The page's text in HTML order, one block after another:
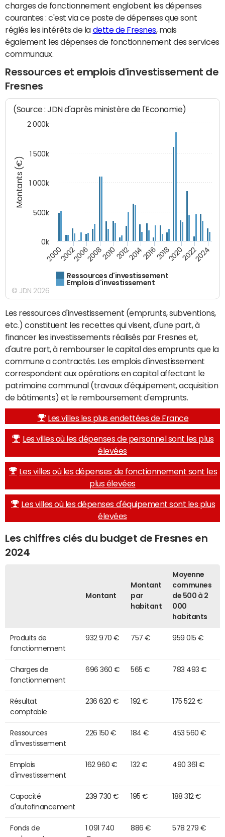
charges de fonctionnement englobent les dépenses
courantes : c'est via ce poste de dépenses que sont
réglés les intérêts de la dette de Fresnes, mais
également les dépenses de fonctionnement des services
communaux.
Ressources et emplois d'investissement de
Fresnes
Montants (€)
(Source : JDN d'après ministère de l'Economie)
Ressources d'investissement
Emplois d'investissement
200020022006200820102012201420162018202020222024
0k
500k
1 000k
1 500k
2 000k
© JDN 2026
Les ressources d'investissement (emprunts, subventions,
etc.) constituent les recettes qui visent, d'une part, à
financer les investissements réalisés par Fresnes et,
d'autre part, à rembourser le capital des emprunts que la
commune a contractés. Les emplois d'investissement
correspondent aux opérations en capital affectant le
patrimoine communal (travaux d'équipement, acquisition
de bâtiments) et le remboursement d'emprunts.
Les villes les plus endettées de France
Les villes où les dépenses de personnel sont les plus
élevées
Les villes où les dépenses de fonctionnement sont les
plus élevées
Les villes où les dépenses d'équipement sont les plus
élevées
Les chiffres clés du budget de Fresnes en
2024
Montant
Montant
par
habitant
Moyenne
communes
de 500 à 2
000
habitants
Produits de
fonctionnement
932 970 € 757 € 959 015 €
Charges de
fonctionnement
696 360 € 565 € 783 493 €
Résultat
comptable
236 620 € 192 € 175 522 €
Ressources
d'investissement
226 150 € 184 € 453 560 €
Emplois
d'investissement
162 960 € 132 € 490 361 €
Capacité
d'autofinancement
239 730 € 195 € 188 312 €
Fonds de
1 091 740
886 € 578 279 €